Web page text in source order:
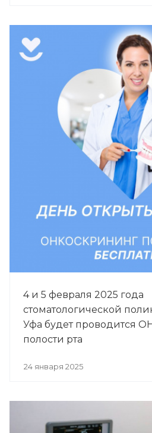
4 и 5 февраля 2025 года
стоматологической
Уфа будет проводится
полости рта
24 января 2025